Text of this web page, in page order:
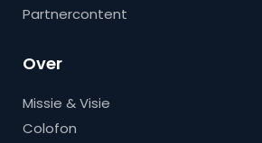
Partnercontent
Over
Missie & Visie
Colofon